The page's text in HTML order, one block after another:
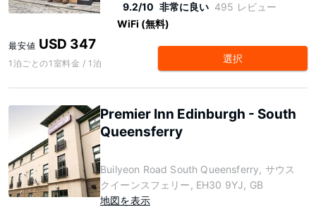
9.2/10 非常に良い 495 レビュー
WiFi (無料)
最安値 USD 347
1泊ごとの1室料金 / 1泊 選択
Premier Inn Edinburgh - South
Queensferry
Builyeon Road South Queensferry, サウス
クイーンスフェリー, EH30 9YJ, GB
地図を表示